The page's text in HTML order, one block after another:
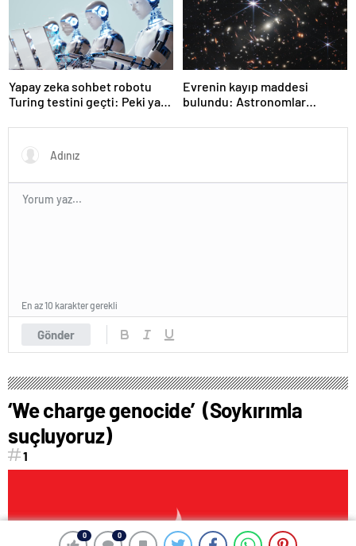
0 0
Yapay zeka sohbet robotu
Turing testini geçti: Peki ya
Evrenin kayıp maddesi
bulundu: Astronomlar
Gönder
En az 10 karakter gerekli
‘We charge genocide’ (Soykırımla
suçluyoruz)
1
0 0